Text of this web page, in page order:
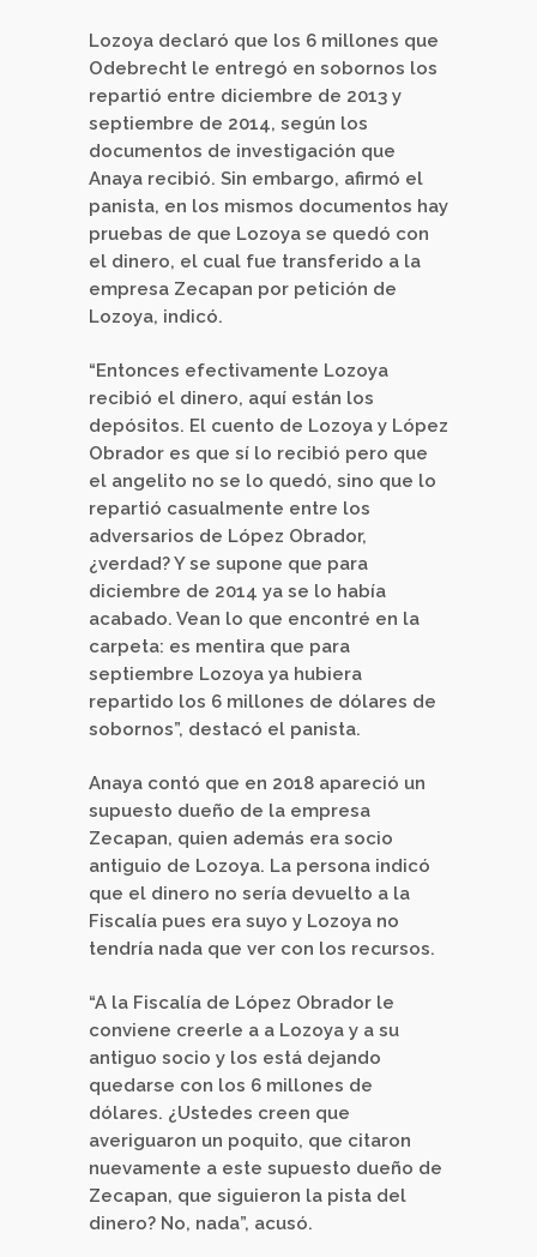
Lozoya declaró que los 6 millones que
Odebrecht le entregó en sobornos los
repartió entre diciembre de 2013 y
septiembre de 2014, según los
documentos de investigación que
Anaya recibió. Sin embargo, afirmó el
panista, en los mismos documentos hay
pruebas de que Lozoya se quedó con
el dinero, el cual fue transferido a la
empresa Zecapan por petición de
Lozoya, indicó.
“Entonces efectivamente Lozoya
recibió el dinero, aquí están los
depósitos. El cuento de Lozoya y López
Obrador es que sí lo recibió pero que
el angelito no se lo quedó, sino que lo
repartió casualmente entre los
adversarios de López Obrador,
¿verdad? Y se supone que para
diciembre de 2014 ya se lo había
acabado. Vean lo que encontré en la
carpeta: es mentira que para
septiembre Lozoya ya hubiera
repartido los 6 millones de dólares de
sobornos”, destacó el panista.
Anaya contó que en 2018 apareció un
supuesto dueño de la empresa
Zecapan, quien además era socio
antiguio de Lozoya. La persona indicó
que el dinero no sería devuelto a la
Fiscalía pues era suyo y Lozoya no
tendría nada que ver con los recursos.
“A la Fiscalía de López Obrador le
conviene creerle a a Lozoya y a su
antiguo socio y los está dejando
quedarse con los 6 millones de
dólares. ¿Ustedes creen que
averiguaron un poquito, que citaron
nuevamente a este supuesto dueño de
Zecapan, que siguieron la pista del
dinero? No, nada”, acusó.